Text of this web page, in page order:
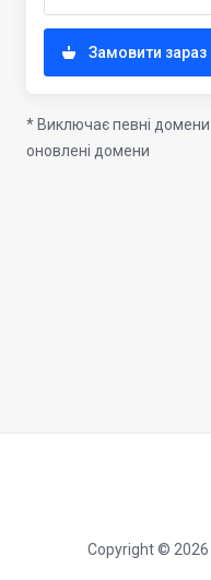
Замовити зараз
* Виключає певні
оновлені домени
Copyright © 2026